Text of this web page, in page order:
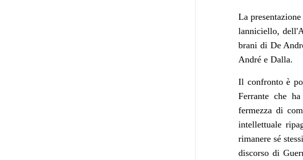
La
lanniciello,
brani di De
André e Dalla.
Il confronto è
Ferrante che
fermezza di
intellettuale
rimanere sé
discorso di